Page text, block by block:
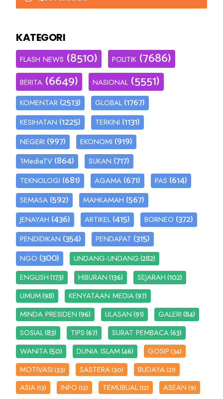
KATEGORI
FLASH NEWS (8510) POLITIK (7686)
BERITA (6649) NASIONAL (5551)
KOMENTAR (2513) GLOBAL (1767)
KESIHATAN (1225) TERKINI (1131)
NEGERI (997) EKONOMI (919)
1MediaTV (864) SUKAN (717)
TEKNOLOGI (681) AGAMA (671) PAS (614)
SEMASA (592) MAHKAMAH (567)
JENAYAH (436) ARTIKEL (415) BORNEO (372)
PENDIDIKAN (354) PENDAPAT (315)
NGO (300) UNDANG-UNDANG(282)
ENGLISH(173) HIBURAN(136) SEJARAH(102)
UMUM(98) KENYATAAN MEDIA(97)
MINDA PRESIDEN(96) ULASAN(91) GALERI(84)
SOSIAL(83) TIPS(67) SURAT PEMBACA(63)
WANITA(50) DUNIA ISLAM(46) GOSIP(34)
MOTIVASI(33) SASTERA(30) BUDAYA(21)
ASIA(13) INFO(12) TEMUBUAL(12) ASEAN(9)